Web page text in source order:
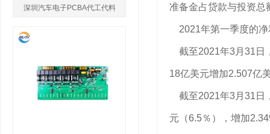
准备金占贷款与投资总
2021年第一季度的净
截至2021年3月31日
18亿美元增加2.507亿
截至2021年3月31日
元（6.5％），增加
深圳汽车电子PCBA代工代料